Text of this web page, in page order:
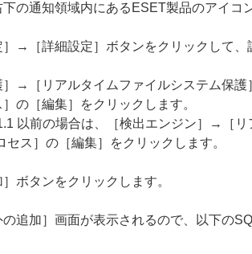
下の通知領域内にあるESET製品のアイコ
］→［詳細設定］ボタンをクリックして
］→［リアルタイムファイルシステム保
］の［編集］をクリックします。
以前の場合は、［検出エンジン］→［
セス］の［編集］をクリックします。
］ボタンをクリックします。
の追加］画面が表示されるので、以下の